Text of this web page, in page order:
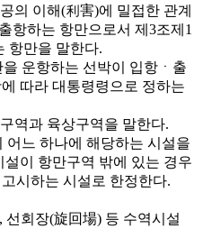
의 이해(利害)에 밀접한 관계
항하는 항만으로서 제3조제1
항만을 말한다.
운항하는 선박이 입항ㆍ출
따라 대통령령으로 정하는
역과 육상구역을 말한다.
어느 하나에 해당하는 시설을
이 항만구역 밖에 있는 경우
시하는 시설로 한정한다.
선회장(旋回場) 등 수역시설